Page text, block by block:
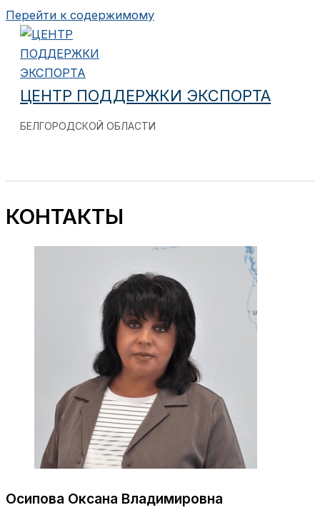
Перейти к содержимому
ЦЕНТР ПОДДЕРЖКИ ЭКСПОРТА
БЕЛГОРОДСКОЙ ОБЛАСТИ
КОНТАКТЫ
Осипова Оксана Владимировна